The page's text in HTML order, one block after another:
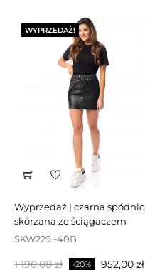
WYPRZEDAŻ!
wyprzedaż | czarna spódnica
skórzana ze ściągaczem
SKW229 -40B
Cena
1 190,00 zł -20% Cena
952,00 zł